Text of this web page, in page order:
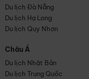
Du lịch Đà Nẵng
Du lịch Hạ Long
Du lịch Quy Nhơn
Châu Á
Du lịch Nhật Bản
Du lịch Trung Quốc